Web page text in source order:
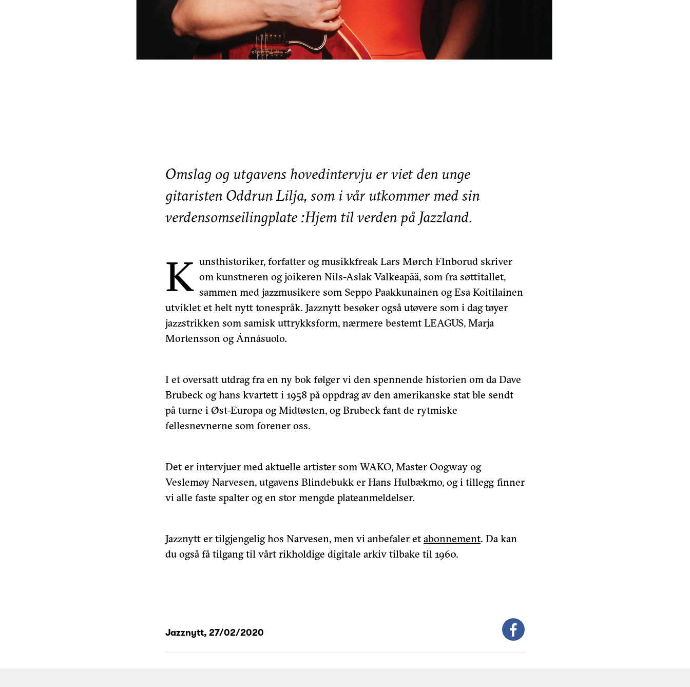
Omslag og utgavens hovedintervju er viet den unge
gitaristen Oddrun Lilja, som i vår utkommer med sin
verdensomseilingplate :Hjem til verden på Jazzland.
K unsthistoriker, forfatter og musikkfreak Lars Mørch FInborud skriver
om kunstneren og joikeren Nils-Aslak Valkeapää, som fra søttitallet,
sammen med jazzmusikere som Seppo Paakkunainen og Esa Koitilainen
utviklet et helt nytt tonespråk. Jazznytt besøker også utøvere som i dag tøyer
jazzstrikken som samisk uttrykksform, nærmere bestemt LEAGUS, Marja
Mortensson og Ánnásuolo.
I et oversatt utdrag fra en ny bok følger vi den spennende historien om da Dave
Brubeck og hans kvartett i 1958 på oppdrag av den amerikanske stat ble sendt
på turne i Øst-Europa og Midtøsten, og Brubeck fant de rytmiske
fellesnevnerne som forener oss.
Det er intervjuer med aktuelle artister som WAKO, Master Oogway og
Veslemøy Narvesen, utgavens Blindebukk er Hans Hulbækmo, og i tillegg finner
vi alle faste spalter og en stor mengde plateanmeldelser.
Jazznytt er tilgjengelig hos Narvesen, men vi anbefaler et abonnement. Da kan
du også få tilgang til vårt rikholdige digitale arkiv tilbake til 1960.
Jazznytt, 27/02/2020